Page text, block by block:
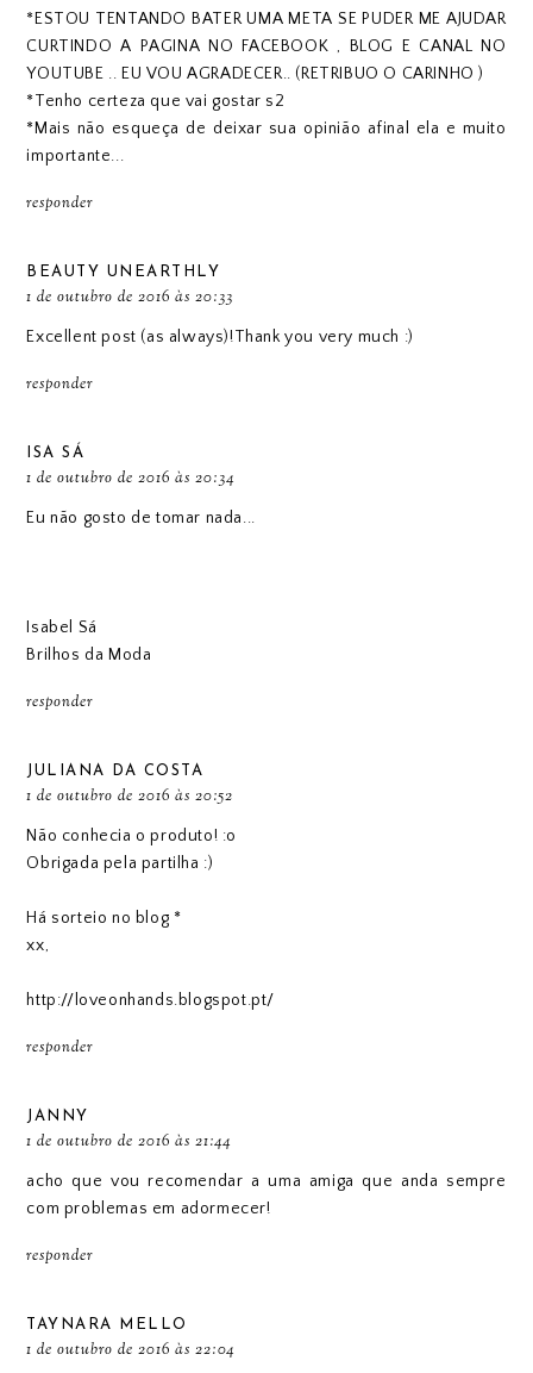
*ESTOU TENTANDO BATER UMA META SE PUDER ME AJUDAR
CURTINDO A PAGINA NO FACEBOOK , BLOG E CANAL NO
YOUTUBE .. EU VOU AGRADECER.. (RETRIBUO O CARINHO )
*Tenho certeza que vai gostar s2
*Mais não esqueça de deixar sua opinião afinal ela e muito
importante...
responder
BEAUTY UNEARTHLY
1 de outubro de 2016 às 20:33
Excellent post (as always)!Thank you very much :)
responder
ISA SÁ
1 de outubro de 2016 às 20:34
Eu não gosto de tomar nada...
Isabel Sá
Brilhos da Moda
responder
JULIANA DA COSTA
1 de outubro de 2016 às 20:52
Não conhecia o produto! :o
Obrigada pela partilha :)
Há sorteio no blog *
xx,
http://loveonhands.blogspot.pt/
responder
JANNY
1 de outubro de 2016 às 21:44
acho que vou recomendar a uma amiga que anda sempre
com problemas em adormecer!
responder
TAYNARA MELLO
1 de outubro de 2016 às 22:04